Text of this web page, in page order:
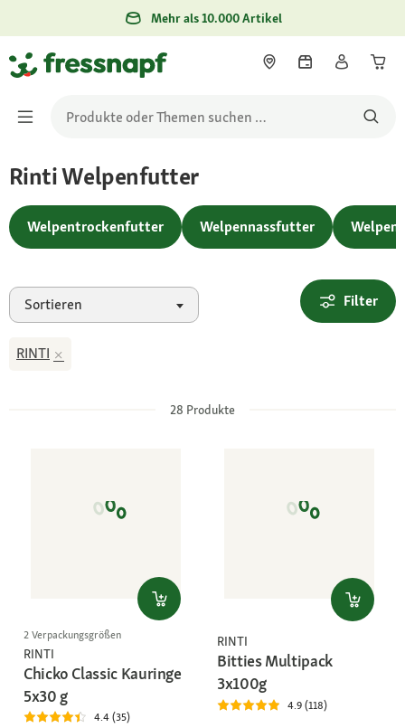
Mehr als 10.000 Artikel
Rinti Welpenfutter
Welpentrockenfutter Welpennassfutter
Sortieren Filter
RINTI
28 Produkte
2 Verpackungsgrößen
RINTI
Chicko Classic Kauringe
5x30 g
4.4 (35)
RINTI
Bitties Multipack
3x100g
4.9 (118)